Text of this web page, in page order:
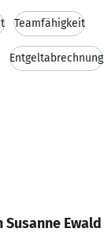
Teamfähigkeit
Entgeltabrechnung
Ewald